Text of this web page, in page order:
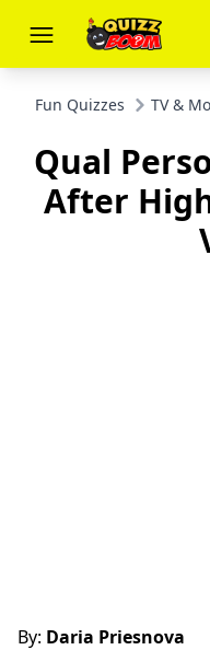
Fun Quizzes TV &
Qual
After
By: Daria Priesnova